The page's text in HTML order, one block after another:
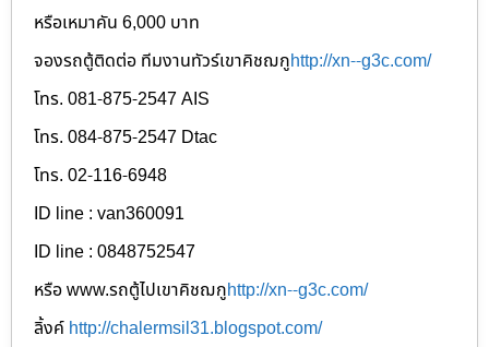
หรือเหมาคัน 6,000 บาท
จองรถตู้ติดต่อ ทีมงานทัวร์เขาคิชฌกูhttp://xn--g3c.com/
โทร. 081-875-2547 AIS
โทร. 084-875-2547 Dtac
โทร. 02-116-6948
ID line : van360091
ID line : 0848752547
หรือ www.รถตู้ไปเขาคิชฌกูhttp://xn--g3c.com/
ลิ้งค์ http://chalermsil31.blogspot.com/